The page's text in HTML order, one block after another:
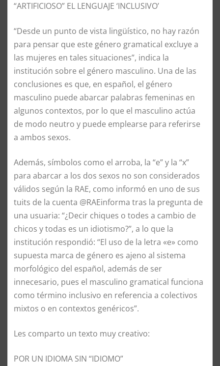
“ARTIFICIOSO” EL LENGUAJE ‘INCLUSIVO’
“Desde un punto de vista lingüístico, no hay razón
para pensar que este género gramatical excluye a
las mujeres en tales situaciones”, indica la
institución sobre el género masculino. Una de las
conclusiones es que, en español, el género
masculino puede abarcar palabras femeninas en
algunos contextos, por lo que el masculino actúa
de modo neutro y puede emplearse para referirse
a ambos sexos.
Además, símbolos como el arroba, la “e” y la “x”
para abarcar a los dos sexos no son considerados
válidos según la RAE, como informó en uno de sus
tuits de la cuenta @RAEinforma tras la pregunta de
una usuaria: “¿Decir chiques o todes a cambio de
chicos y todas es un idiotismo?”, a lo que la
institución respondió: “El uso de la letra «e» como
supuesta marca de género es ajeno al sistema
morfológico del español, además de ser
innecesario, pues el masculino gramatical funciona
como término inclusivo en referencia a colectivos
mixtos o en contextos genéricos”.
Les comparto un texto muy creativo:
POR UN IDIOMA SIN “IDIOMO”